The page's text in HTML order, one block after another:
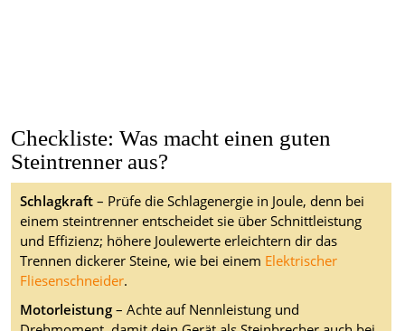
Checkliste: Was macht einen guten
Steintrenner aus?
Schlagkraft– Prüfe die Schlagenergie in Joule, denn bei
einem steintrenner entscheidet sie über Schnittleistung
und Effizienz; höhere Joulewerte erleichtern dir das
Trennen dickerer Steine, wie bei einem Elektrischer
Fliesenschneider.
Motorleistung– Achte auf Nennleistung und